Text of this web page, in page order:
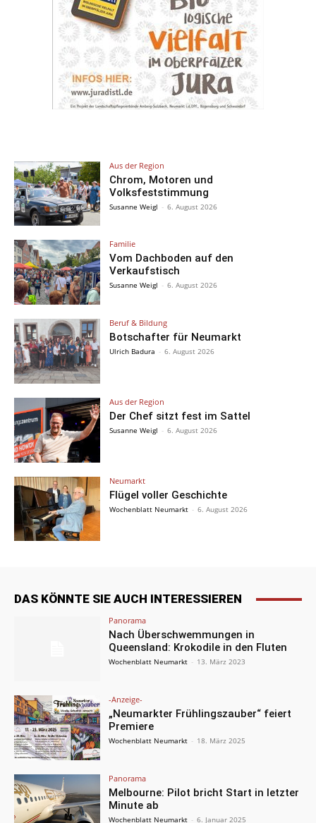
Aus der Region
Chrom, Motoren und
Volksfeststimmung
Susanne Weigl - 6. August 2026
Familie
Vom Dachboden auf den
Verkaufstisch
Susanne Weigl - 6. August 2026
Beruf & Bildung
Botschafter für Neumarkt
Ulrich Badura - 6. August 2026
Aus der Region
Der Chef sitzt fest im Sattel
Susanne Weigl - 6. August 2026
Neumarkt
Flügel voller Geschichte
Wochenblatt Neumarkt - 6. August 2026
DAS KÖNNTE SIE AUCH INTERESSIEREN
Panorama
Nach Überschwemmungen in
Queensland: Krokodile in den Fluten
Wochenblatt Neumarkt - 13. März 2023
-Anzeige-
„Neumarkter Frühlingszauber“ feiert
Premiere
Wochenblatt Neumarkt - 18. März 2025
Panorama
Melbourne: Pilot bricht Start in letzter
Minute ab
Wochenblatt Neumarkt - 6. Januar 2025